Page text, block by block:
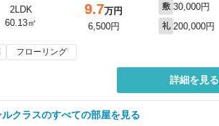
2LDK
60.13㎡
9.7万円
6,500円
敷 30,000円
礼 200,000円
フローリング
詳細を見る
クラスのすべての部屋を見る